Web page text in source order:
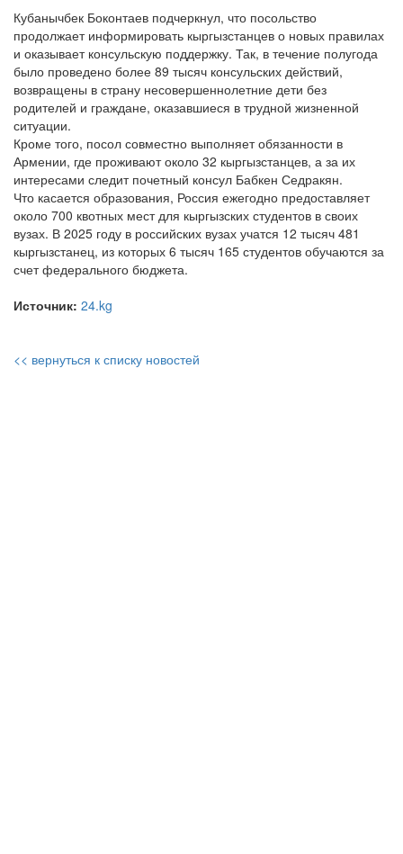
Кубанычбек Боконтаев подчеркнул, что посольство
продолжает информировать кыргызстанцев о новых правилах
и оказывает консульскую поддержку. Так, в течение полугода
было проведено более 89 тысяч консульских действий,
возвращены в страну несовершеннолетние дети без
родителей и граждане, оказавшиеся в трудной жизненной
ситуации.
Кроме того, посол совместно выполняет обязанности в
Армении, где проживают около 32 кыргызстанцев, а за их
интересами следит почетный консул Бабкен Седракян.
Что касается образования, Россия ежегодно предоставляет
около 700 квотных мест для кыргызских студентов в своих
вузах. В 2025 году в российских вузах учатся 12 тысяч 481
кыргызстанец, из которых 6 тысяч 165 студентов обучаются за
счет федерального бюджета.
Источник: 24.kg
<< вернуться к списку новостей